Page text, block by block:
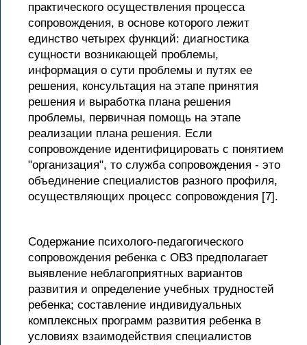
практического осуществления процесса
сопровождения, в основе которого лежит
единство четырех функций: диагностика
сущности возникающей проблемы,
информация о сути проблемы и путях ее
решения, консультация на этапе принятия
решения и выработка плана решения
проблемы, первичная помощь на этапе
реализации плана решения. Если
сопровождение идентифицировать с понятием
"организация", то служба сопровождения - это
объединение специалистов разного профиля,
осуществляющих процесс сопровождения [7].
Содержание психолого-педагогического
сопровождения ребенка с ОВЗ предполагает
выявление неблагоприятных вариантов
развития и определение учебных трудностей
ребенка; составление индивидуальных
комплексных программ развития ребенка в
условиях взаимодействия специалистов